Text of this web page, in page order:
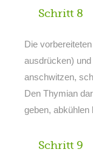
Schritt 8
Die
ausdrücken)
anschwitzen,
Den Thymian
geben, abkühlen
Schritt 9